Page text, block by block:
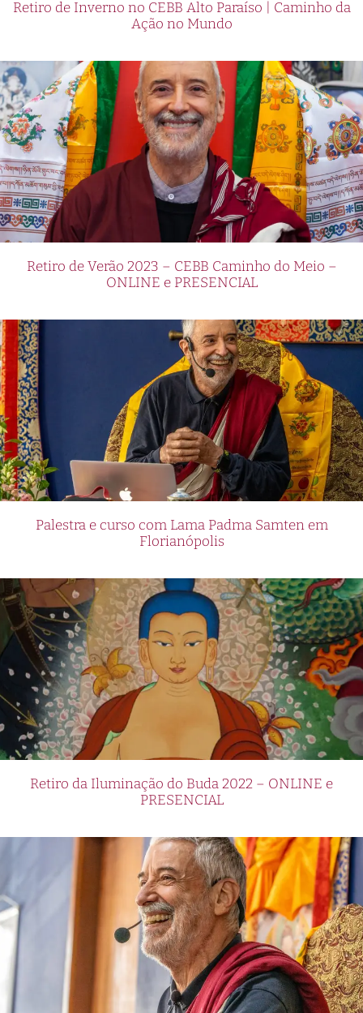
Retiro de Inverno no CEBB Alto Paraíso | Caminho da
Ação no Mundo
Retiro de Verão 2023 – CEBB Caminho do Meio –
ONLINE e PRESENCIAL
Palestra e curso com Lama Padma Samten em
Florianópolis
Retiro da Iluminação do Buda 2022 – ONLINE e
PRESENCIAL